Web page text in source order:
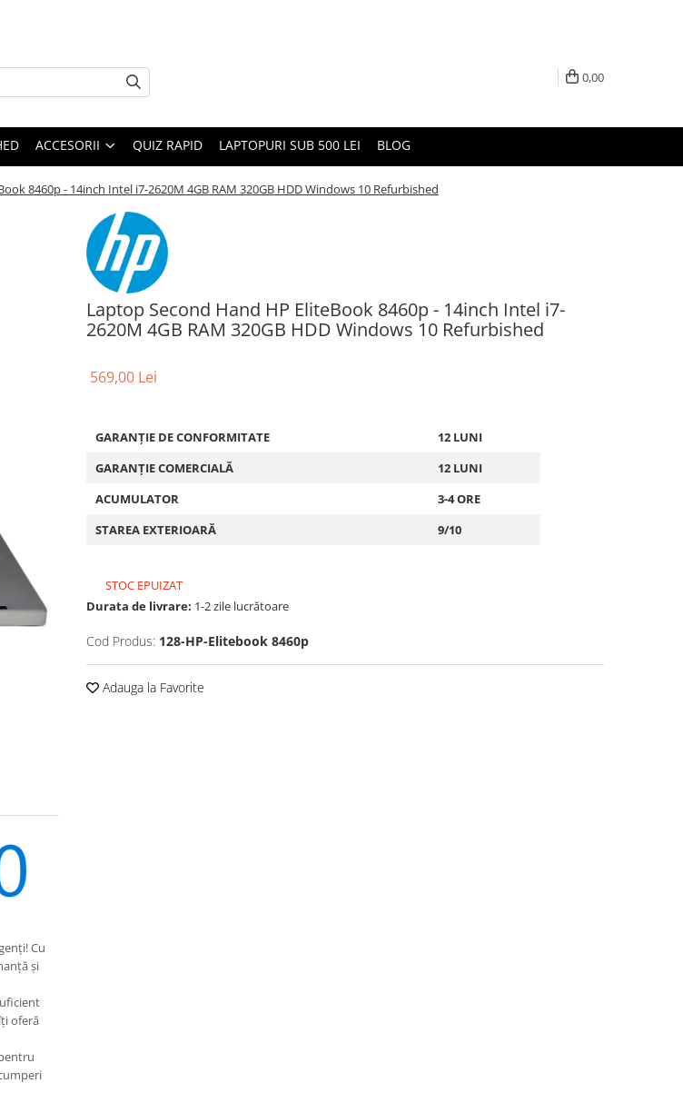
0,00
ACCESORII QUIZ RAPID LAPTOPURI SUB 500 LEI BLOG
8460p - 14inch Intel i7-2620M 4GB RAM 320GB HDD Windows 10 Refurbished
Laptop Second Hand HP EliteBook 8460p - 14inch Intel i7-
2620M 4GB RAM 320GB HDD Windows 10 Refurbished
569,00 Lei
GARANȚIE DE CONFORMITATE
12 LUNI
GARANȚIE COMERCIALĂ
12 LUNI
ACUMULATOR
3-4 ORE
STAREA EXTERIOARĂ
9/10
STOC EPUIZAT
Durata de livrare: 1-2 zile lucrătoare
Cod Produs: 128-HP-Elitebook 8460p
Adauga la Favorite
Cu
și
oferă